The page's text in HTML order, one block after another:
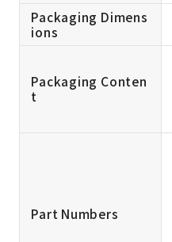
Packaging Dimens
ions
Packaging Conten
t
Part Numbers